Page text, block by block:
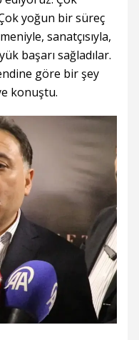
yoğun bir süreç
sanatçısıyla,
başarı sağladılar.
göre bir şey
konuştu.